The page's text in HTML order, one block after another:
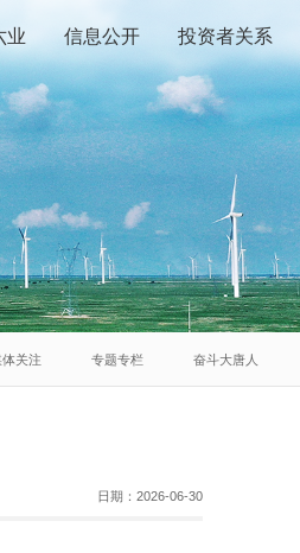
业 信息公开 投资者关系
体关注 专题专栏 奋斗大唐人
日期： 2026-06-30